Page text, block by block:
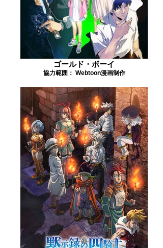
ゴールド・ボーイ
協力範囲： Webtoon漫画制作